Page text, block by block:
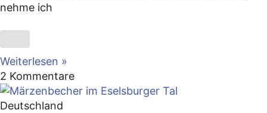
nehme ich
Weiterlesen »
2 Kommentare
Deutschland